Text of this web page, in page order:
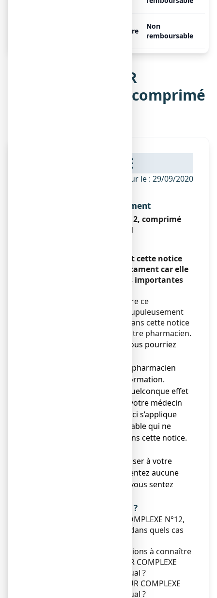
Libre
Non
remboursable
Notice de SULFUR
COMPLEXE N°12, comprimé
NOTICE
ANSM - Mis à jour le : 29/09/2020
Dénomination du médicament
SULFUR COMPLEXE N°12, comprimé
sublingual
Veuillez lire attentivement cette notice
avant de prendre ce médicament car elle
contient des informations importantes
Vous devez toujours prendre ce
médicament en suivant scrupuleusement
les informations fournies dans cette notice
ou par votre médecin ou votre pharmacien.
● Gardez cette notice. Vous pourriez
● Adressez-vous à votre pharmacien
pour tout conseil ou information.
● Si vous ressentez un quelconque effet
indésirable, parlez-en à votre médecin
ou votre pharmacien. Ceci s’applique
aussi à tout effet indésirable qui ne
serait pas mentionné dans cette notice.
● Vous devez vous adresser à votre
médecin si vous ne ressentez aucune
amélioration ou si vous vous sentez
Que contient cette notice ?
1. Qu'est-ce que SULFUR COMPLEXE N°12,
comprimé sublingual et dans quels cas
2. Quelles sont les informations à connaître
avant de prendre SULFUR COMPLEXE
N°12, comprimé sublingual ?
3. Comment prendre SULFUR COMPLEXE
N°12, comprimé sublingual ?